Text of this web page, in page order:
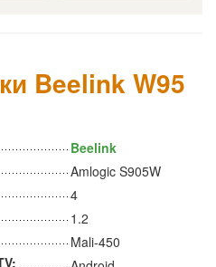
Beelink W95
Beelink
Amlogic S905W
4
1.2
Mali-450